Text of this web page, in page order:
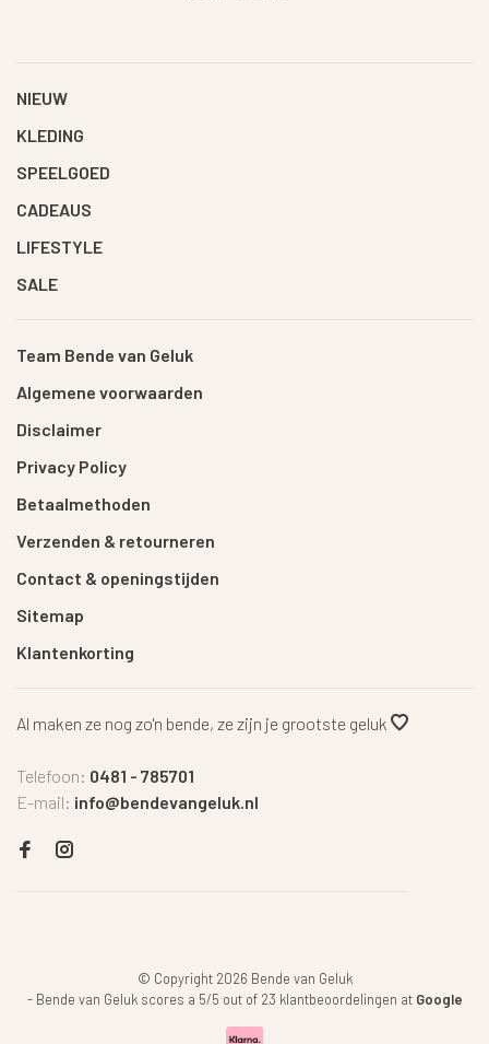
NIEUW
KLEDING
SPEELGOED
CADEAUS
LIFESTYLE
SALE
Team Bende van Geluk
Algemene voorwaarden
Disclaimer
Privacy Policy
Betaalmethoden
Verzenden & retourneren
Contact & openingstijden
Sitemap
Klantenkorting
Al maken ze nog zo'n bende, ze zijn je grootste geluk
Telefoon: 0481 - 785701
E-mail: info@bendevangeluk.nl
© Copyright 2026 Bende van Geluk
- Bende van Geluk scores a 5/5 out of 23 klantbeoordelingen at Google